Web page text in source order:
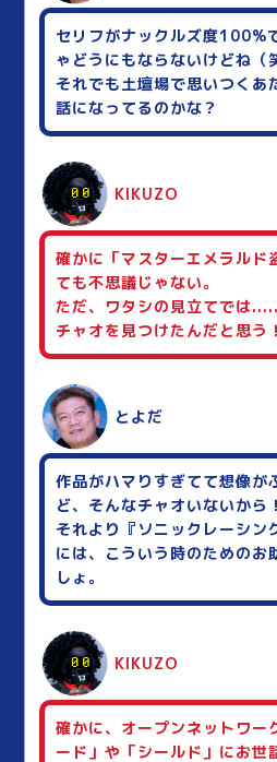
セリフがナックルズ度100%
ゃどうにもならないけどね（
それでも土壇場で思いつく
話になってるのかな？
KIKUZO
確かに「マスターエメラルド
ても不思議じゃない。
ただ、ワタシの見立てでは
チャオを見つけたんだと思う！
とよだ
作品がハマりすぎてて想像が
ど、そんなチャオいないから！
それより『ソニックレーシン
には、こういう時のためのお
しょ。
KIKUZO
確かに、オープンネットワー
ード」や「シールド」にお世